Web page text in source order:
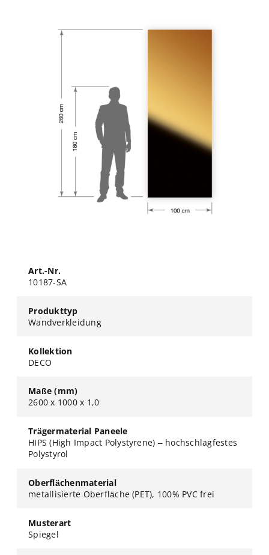
Art.-Nr.
10187-SA
Produkttyp
Wandverkleidung
Kollektion
DECO
Maße (mm)
2600 x 1000 x 1,0
Trägermaterial Paneele
HIPS (High Impact Polystyrene) – hochschlagfestes
Polystyrol
Oberflächenmaterial
metallisierte Oberfläche (PET), 100% PVC frei
Musterart
Spiegel